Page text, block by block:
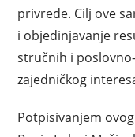
privrede. Cilj ove
i objedinjavanje
stručnih i
zajedničkog
Potpisivanjem